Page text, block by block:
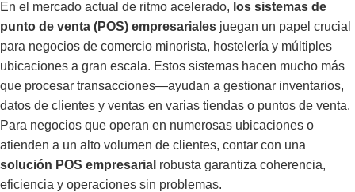
En el mercado actual de ritmo acelerado, los sistemas de
punto de venta (POS) empresariales juegan un papel crucial
para negocios de comercio minorista, hostelería y múltiples
ubicaciones a gran escala. Estos sistemas hacen mucho más
que procesar transacciones—ayudan a gestionar inventarios,
datos de clientes y ventas en varias tiendas o puntos de venta.
Para negocios que operan en numerosas ubicaciones o
atienden a un alto volumen de clientes, contar con una
solución POS empresarial robusta garantiza coherencia,
eficiencia y operaciones sin problemas.